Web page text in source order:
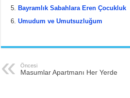
o
Bayramlık Sabahlara Eren Çocukluk
Umudum ve Umutsuzluğum
Öncesi
Masumlar Apartmanı Her Yerde